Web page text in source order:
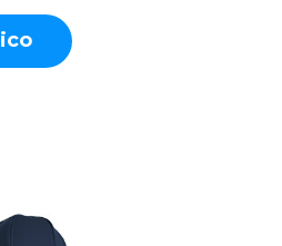
ico